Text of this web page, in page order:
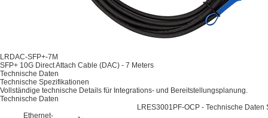
LRDAC-SFP+-7M
SFP+ 10G Direct Attach Cable (DAC) - 7 Meters
Technische Daten
Technische Spezifikationen
Vollständige technische Details für Integrations- und Bereitstellungsplanung.
Technische Daten
LRES3001PF-OCP - Technische Daten
Ethernet-